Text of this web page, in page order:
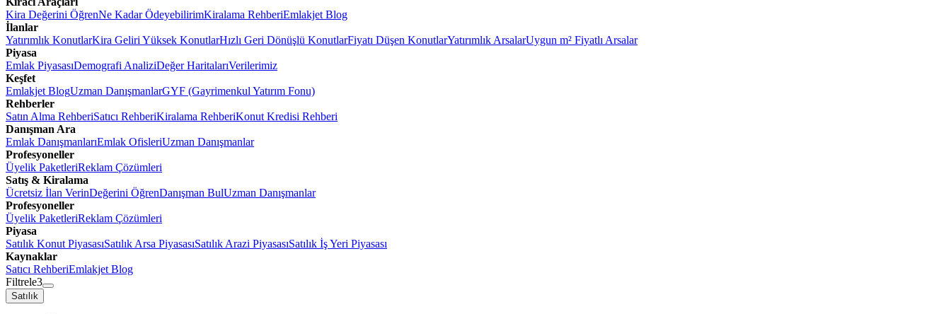
Kira Değerini ÖğrenNe Kadar ÖdeyebilirimKiralama RehberiEmlakjet Blog
İlanlar
Yatırımlık KonutlarKira Geliri Yüksek KonutlarHızlı Geri Dönüşlü KonutlarFiyatı Düşen KonutlarYatırımlık ArsalarUygun m² Fiyatlı Arsalar
Piyasa
Emlak PiyasasıDemografi AnaliziDeğer HaritalarıVerilerimiz
Keşfet
Emlakjet BlogUzman DanışmanlarGYF (Gayrimenkul Yatırım Fonu)
Rehberler
Satın Alma RehberiSatıcı RehberiKiralama RehberiKonut Kredisi Rehberi
Danışman Ara
Emlak DanışmanlarıEmlak OfisleriUzman Danışmanlar
Profesyoneller
Üyelik PaketleriReklam Çözümleri
Satış & Kiralama
Ücretsiz İlan VerinDeğerini ÖğrenDanışman BulUzman Danışmanlar
Profesyoneller
Üyelik PaketleriReklam Çözümleri
Piyasa
Satılık Konut PiyasasıSatılık Arsa PiyasasıSatılık Arazi PiyasasıSatılık İş Yeri Piyasası
Kaynaklar
Satıcı RehberiEmlakjet Blog
Filtrele3
Satılık